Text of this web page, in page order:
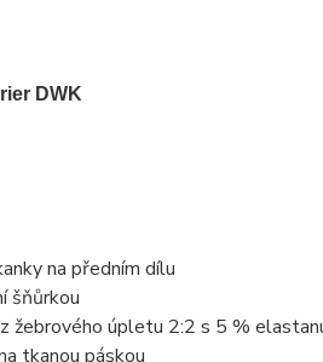
DWK
na předním dílu
šňůrkou
žebrového úpletu 2:2 s 5 %
tkanou páskou